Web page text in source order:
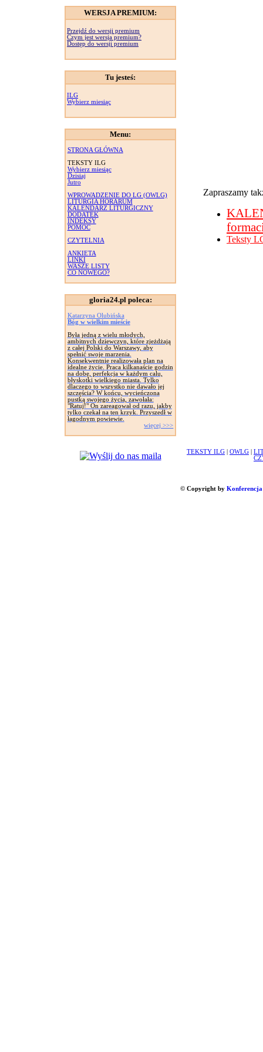
WERSJA PREMIUM:
Przejdź do wersji premium
Czym jest wersja premium?
Dostęp do wersji premium
Tu jesteś:
ILG
Wybierz miesiąc
Menu:
STRONA GŁÓWNA
TEKSTY ILG
Wybierz miesiąc
Dzisiaj
Jutro
WPROWADZENIE DO LG (OWLG)
LITURGIA HORARUM
KALENDARZ LITURGICZNY
DODATEK
INDEKSY
POMOC
CZYTELNIA
ANKIETA
LINKI
WASZE LISTY
CO NOWEGO?
gloria24.pl poleca:
Katarzyna Olubińska
Bóg w wielkim mieście
Była jedną z wielu młodych,
ambitnych dziewczyn, które zjeżdżają
z całej Polski do Warszawy, aby
spełnić swoje marzenia.
Konsekwentnie realizowała plan na
idealne życie. Praca kilkanaście godzin
na dobę, perfekcja w każdym calu,
błyskotki wielkiego miasta. Tylko
dlaczego to wszystko nie dawało jej
szczęścia? W końcu, wycieńczona
pustką swojego życia, zawołała:
"Ratuj!" On zareagował od razu, jakby
tylko czekał na ten krzyk. Przyszedł w
łagodnym powiewie.
więcej >>>
Zapraszamy
Teksty
TEKSTY ILG OWLG
© Copyright by Konferencja